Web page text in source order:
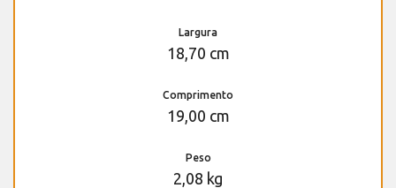
Largura
18,70 cm
Comprimento
19,00 cm
Peso
2,08 kg